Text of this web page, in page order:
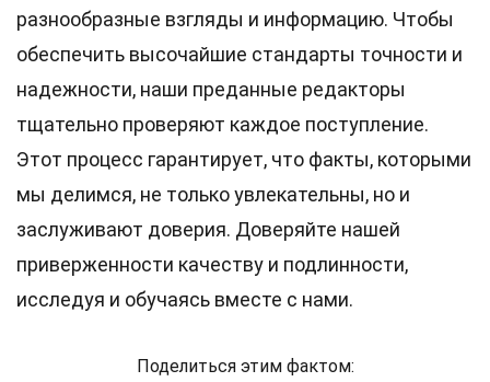
разнообразные взгляды и информацию. Чтобы
обеспечить высочайшие стандарты точности и
надежности, наши преданные редакторы
тщательно проверяют каждое поступление.
Этот процесс гарантирует, что факты, которыми
мы делимся, не только увлекательны, но и
заслуживают доверия. Доверяйте нашей
приверженности качеству и подлинности,
исследуя и обучаясь вместе с нами.
Поделиться этим фактом: